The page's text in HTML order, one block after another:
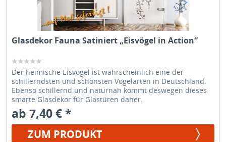
Glasdekor Fauna Satiniert „Eisvögel in Action“
Der heimische Eisvogel ist wahrscheinlich eine der
schillerndsten und schönsten Vogelarten in Deutschland.
Ebenso schillernd und naturnah kommt deswegen dieses
smarte Glasdekor für Glastüren daher.
ab 7,40 € *
ZUM PRODUKT